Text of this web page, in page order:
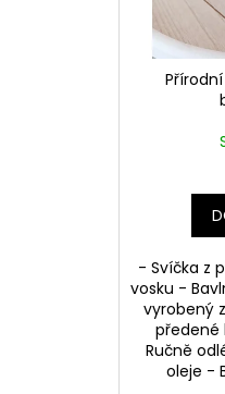
- Svíčka z
vosku -
vyrobený
předené
Ručně
oleje -